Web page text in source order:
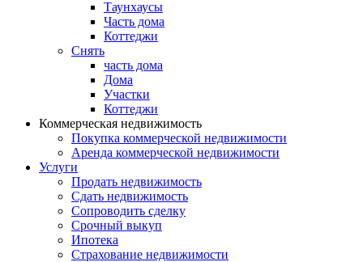
Таунхаусы
Часть дома
Коттеджи
Снять
часть дома
Дома
Участки
Коттеджи
Коммерческая недвижимость
Покупка коммерческой недвижимости
Аренда коммерческой недвижимости
Услуги
Продать недвижимость
Сдать недвижимость
Сопроводить сделку
Срочный выкуп
Ипотека
Страхование недвижимости